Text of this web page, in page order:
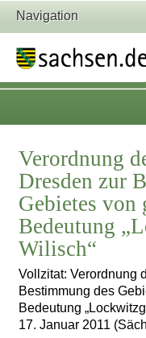
Navigation
Verordnung
Dresden zur
Gebietes von
Bedeutung
Wilisch“
Vollzitat: Verordnung
Bestimmung des
Bedeutung
17. Januar 2011